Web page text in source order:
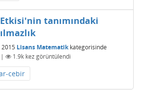
tanımındaki
Lisans Matematikkategorisinde
| 1.9kkez görüntülendi
cebir